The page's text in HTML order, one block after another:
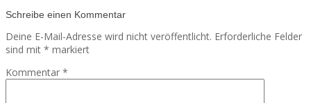
Schreibe einen Kommentar
Deine E-Mail-Adresse wird nicht veröffentlicht. Erforderliche Felder
sind mit * markiert
Kommentar *